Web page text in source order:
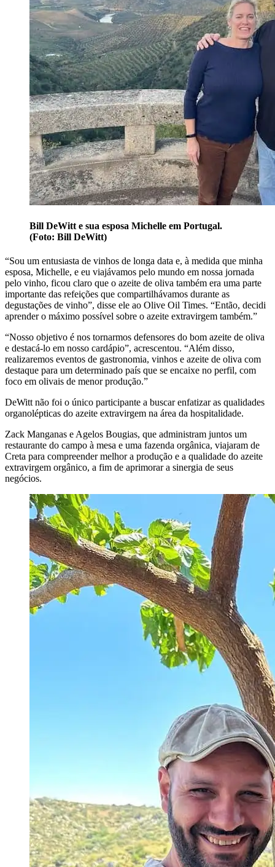
Bill DeWitt e sua esposa Michelle em Portugal.
(Foto: Bill DeWitt)
“Sou um entusiasta de vinhos de longa data e, à medida que minha
esposa, Michelle, e eu viajávamos pelo mundo em nossa jornada
pelo vinho, ficou claro que o azeite de oliva também era uma parte
importante das refeições que compartilhávamos durante as
degustações de vinho”, disse ele ao Olive Oil Times. “Então, decidi
aprender o máximo possível sobre o azeite extravirgem também.”
“Nosso objetivo é nos tornarmos defensores do bom azeite de oliva
e destacá-lo em nosso cardápio”, acrescentou. “Além disso,
realizaremos eventos de gastronomia, vinhos e azeite de oliva com
destaque para um determinado país que se encaixe no perfil, com
foco em olivais de menor produção.”
DeWitt não foi o único participante a buscar enfatizar as qualidades
organolépticas do azeite extravirgem na área da hospitalidade.
Zack Manganas e Agelos Bougias, que administram juntos um
restaurante do campo à mesa e uma fazenda orgânica, viajaram de
Creta para compreender melhor a produção e a qualidade do azeite
extravirgem orgânico, a fim de aprimorar a sinergia de seus
negócios.